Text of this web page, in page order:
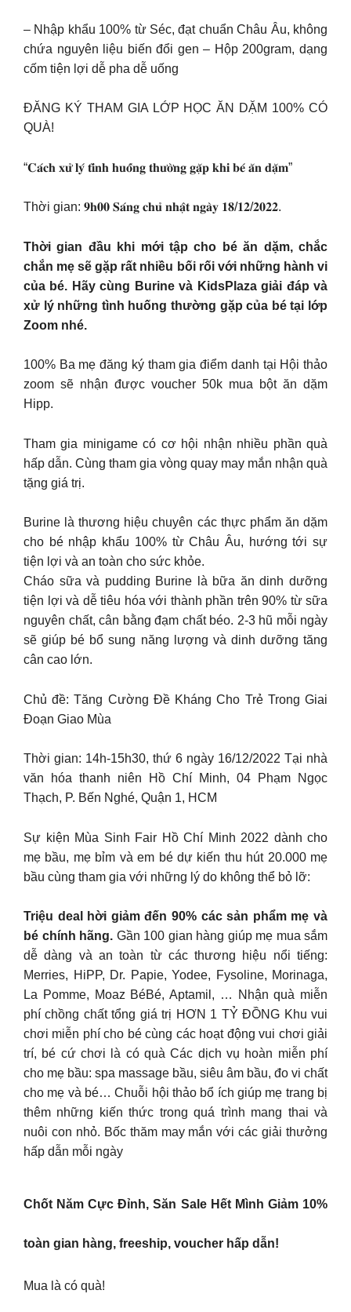
– Nhập khẩu 100% từ Séc, đạt chuẩn Châu Âu, không
chứa nguyên liệu biến đổi gen – Hộp 200gram, dạng
cốm tiện lợi dễ pha dễ uống
ĐĂNG KÝ THAM GIA LỚP HỌC ĂN DẶM 100% CÓ
QUÀ!
“𝐂𝐚́𝐜𝐡 𝐱𝐮̛̉ 𝐥𝐲́ 𝐭𝐢̀𝐧𝐡 𝐡𝐮𝐨̂́𝐧𝐠 𝐭𝐡𝐮̛𝐨̛̀𝐧𝐠 𝐠𝐚̣̆𝐩 𝐤𝐡𝐢 𝐛𝐞́ 𝐚̆𝐧 𝐝𝐚̣̆𝐦”
Thời gian: 𝟗𝐡𝟎𝟎 𝐒𝐚́𝐧𝐠 𝐜𝐡𝐮̉ 𝐧𝐡𝐚̣̂𝐭 𝐧𝐠𝐚̀𝐲 𝟏𝟖/𝟏𝟐/𝟐𝟎𝟐𝟐.
Thời gian đầu khi mới tập cho bé ăn dặm, chắc
chắn mẹ sẽ gặp rất nhiều bối rối với những hành vi
của bé. Hãy cùng Burine và KidsPlaza giải đáp và
xử lý những tình huống thường gặp của bé tại lớp
Zoom nhé.
100% Ba mẹ đăng ký tham gia điểm danh tại Hội thảo
zoom sẽ nhận được voucher 50k mua bột ăn dặm
Hipp.
Tham gia minigame có cơ hội nhận nhiều phần quà
hấp dẫn. Cùng tham gia vòng quay may mắn nhận quà
tặng giá trị.
Burine là thương hiệu chuyên các thực phẩm ăn dặm
cho bé nhập khẩu 100% từ Châu Âu, hướng tới sự
tiện lợi và an toàn cho sức khỏe.
Cháo sữa và pudding Burine là bữa ăn dinh dưỡng
tiện lợi và dễ tiêu hóa với thành phần trên 90% từ sữa
nguyên chất, cân bằng đạm chất béo. 2-3 hũ mỗi ngày
sẽ giúp bé bổ sung năng lượng và dinh dưỡng tăng
cân cao lớn.
Chủ đề: Tăng Cường Đề Kháng Cho Trẻ Trong Giai
Đoạn Giao Mùa
Thời gian: 14h-15h30, thứ 6 ngày 16/12/2022 Tại nhà
văn hóa thanh niên Hồ Chí Minh, 04 Phạm Ngọc
Thạch, P. Bến Nghé, Quận 1, HCM
Sự kiện Mùa Sinh Fair Hồ Chí Minh 2022 dành cho
mẹ bầu, mẹ bỉm và em bé dự kiến thu hút 20.000 mẹ
bầu cùng tham gia với những lý do không thể bỏ lỡ:
Triệu deal hời giảm đến 90% các sản phẩm mẹ và
bé chính hãng. Gần 100 gian hàng giúp mẹ mua sắm
dễ dàng và an toàn từ các thương hiệu nổi tiếng:
Merries, HiPP, Dr. Papie, Yodee, Fysoline, Morinaga,
La Pomme, Moaz BéBé, Aptamil, … Nhận quà miễn
phí chồng chất tổng giá trị HƠN 1 TỶ ĐỒNG Khu vui
chơi miễn phí cho bé cùng các hoạt động vui chơi giải
trí, bé cứ chơi là có quà Các dịch vụ hoàn miễn phí
cho mẹ bầu: spa massage bầu, siêu âm bầu, đo vi chất
cho mẹ và bé… Chuỗi hội thảo bổ ích giúp mẹ trang bị
thêm những kiến thức trong quá trình mang thai và
nuôi con nhỏ. Bốc thăm may mắn với các giải thưởng
hấp dẫn mỗi ngày
Chốt Năm Cực Đỉnh, Săn Sale Hết Mình Giảm 10%
toàn gian hàng, freeship, voucher hấp dẫn!
Mua là có quà!